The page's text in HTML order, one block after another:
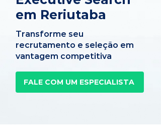
em Reriutaba
Transforme seu
recrutamento e seleção em
vantagem competitiva
FALE COM UM ESPECIALISTA